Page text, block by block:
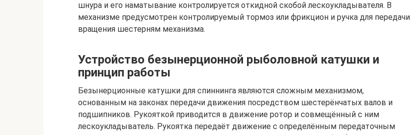
шнура и его наматывание контролируется откидной скобой лескоукладывателя. В
механизме предусмотрен контролируемый тормоз или фрикцион и ручка для передачи
вращения шестерням механизма.
Устройство безынерционной рыболовной катушки и
принцип работы
Безынерционные катушки для спиннинга являются сложным механизмом,
основанным на законах передачи движения посредством шестерёнчатых валов и
подшипников. Рукояткой приводится в движение ротор и совмещённый с ним
лескоукладыватель. Рукоятка передаёт движение с определённым передаточным